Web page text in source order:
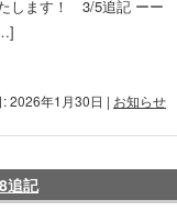
します！ 3/5追記 ーー
2026年1月30日 | お知らせ
追記